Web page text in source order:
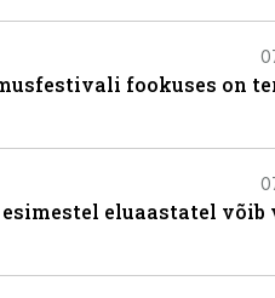
fookuses on
eluaastatel võib